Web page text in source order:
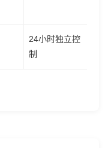
24小时独立控
制